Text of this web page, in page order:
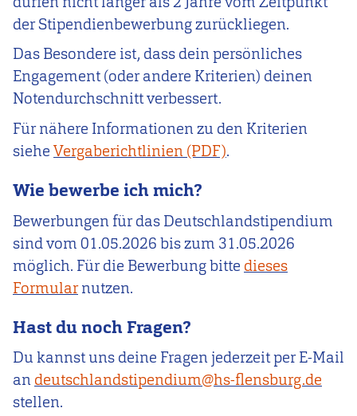
der Stipendienbewerbung zurückliegen.
Das Besondere ist, dass dein persönliches
Engagement (oder andere Kriterien) deinen
Notendurchschnitt verbessert.
Für nähere Informationen zu den Kriterien
siehe Vergaberichtlinien .
Wie bewerbe ich mich?
Bewerbungen für das Deutschlandstipendium
sind vom 01.05.2026 bis zum 31.05.2026
möglich. Für die Bewerbung bitte dieses
Formularnutzen.
Hast du noch Fragen?
Du kannst uns deine Fragen jederzeit per E-Mail
an deutschlandstipendium@hs-flensburg.de
stellen.